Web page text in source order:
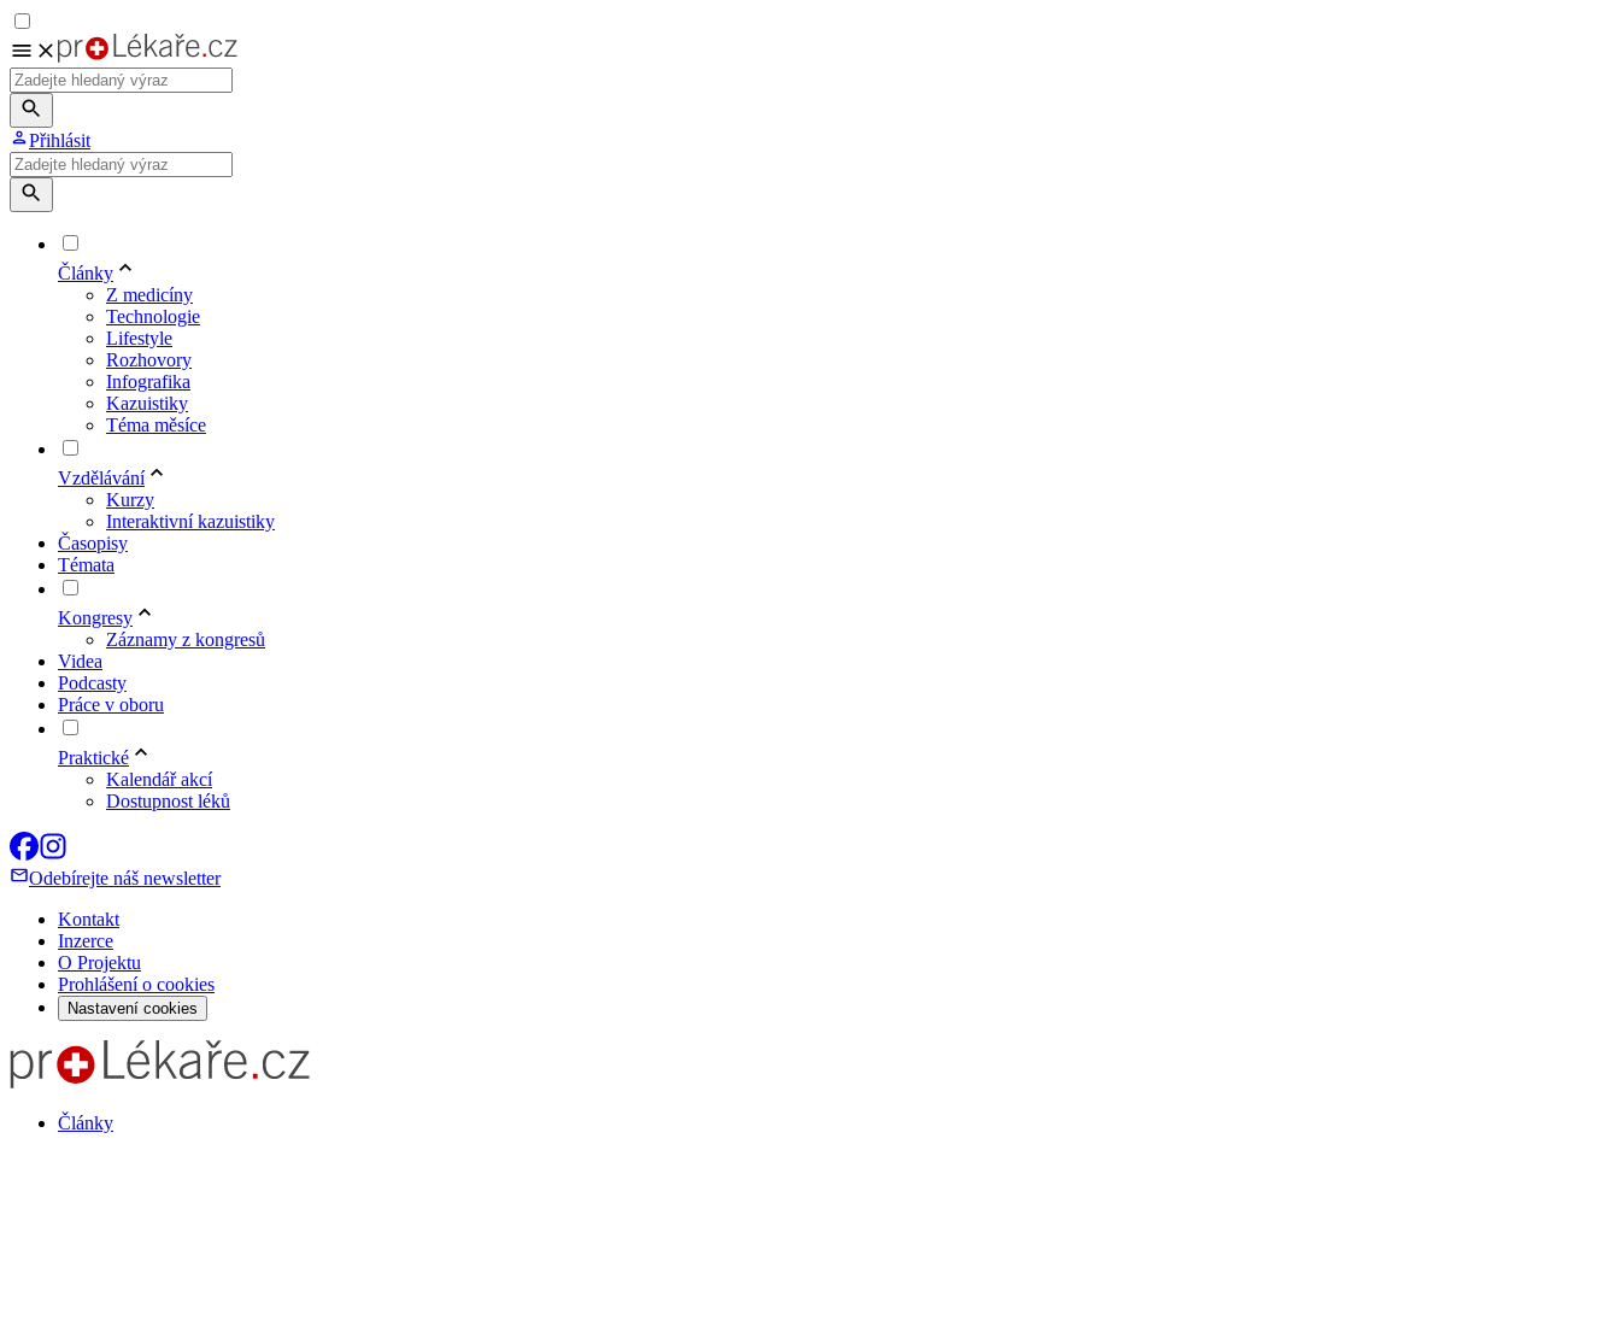
Přihlásit
Články
Z medicíny
Technologie
Lifestyle
Rozhovory
Infografika
Kazuistiky
Téma měsíce
Vzdělávání
Kurzy
Interaktivní kazuistiky
Časopisy
Témata
Kongresy
Záznamy z kongresů
Videa
Podcasty
Práce v oboru
Praktické
Kalendář akcí
Dostupnost léků
Odebírejte náš newsletter
Kontakt
Inzerce
O Projektu
Prohlášení o cookies
Nastavení cookies
Články